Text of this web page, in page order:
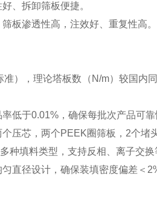
、拆卸筛板便捷。
板渗透性高，注效好、重复性高。
），理论塔板数（N/m）较国内
低于0.01%，确保每批次产品可靠
压芯，两个PEEK圈筛板，2个堵头
种填料类型，支持反相、离子交换
直径设计，确保装填密度偏差＜